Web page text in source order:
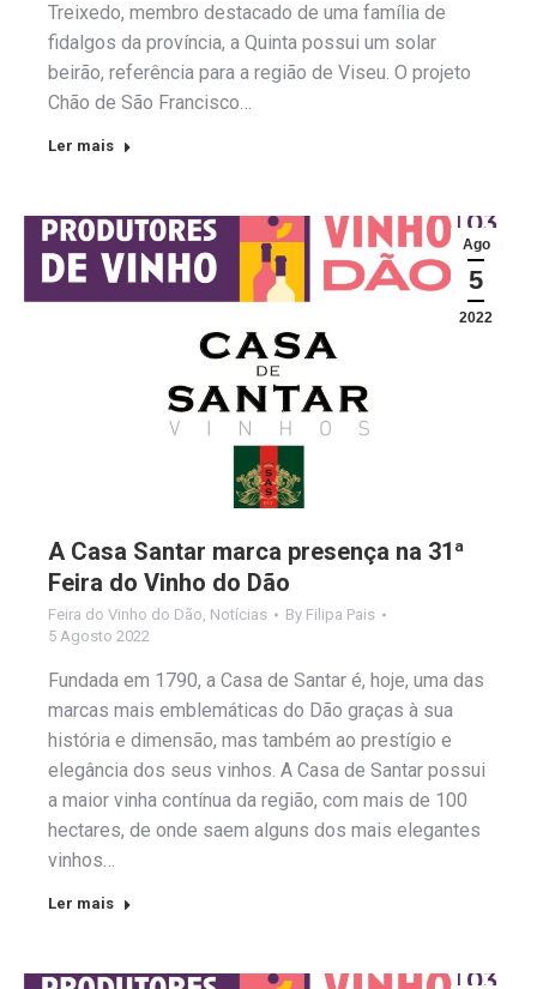
Treixedo, membro destacado de uma família de
fidalgos da província, a Quinta possui um solar
beirão, referência para a região de Viseu. O projeto
Chão de São Francisco…
Ler mais
Ago
5
2022
A Casa Santar marca presença na 31ª
Feira do Vinho do Dão
Feira do Vinho do Dão, Notícias By Filipa Pais
5 Agosto 2022
Fundada em 1790, a Casa de Santar é, hoje, uma das
marcas mais emblemáticas do Dão graças à sua
história e dimensão, mas também ao prestígio e
elegância dos seus vinhos. A Casa de Santar possui
a maior vinha contínua da região, com mais de 100
hectares, de onde saem alguns dos mais elegantes
vinhos…
Ler mais